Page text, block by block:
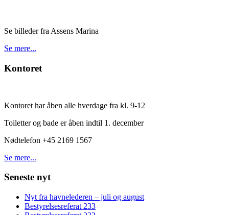
Se billeder fra Assens Marina
Se mere...
Kontoret
Kontoret har åben alle hverdage fra kl. 9-12
Toiletter og bade er åben indtil 1. december
Nødtelefon +45 2169 1567
Se mere...
Seneste nyt
Nyt fra havnelederen – juli og august
Bestyrelsesreferat 233